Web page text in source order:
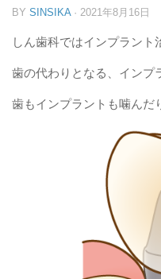
BY SINSIKA · 2021年8月16日
しん歯科ではインプラント
歯の代わりとなる、インプ
歯もインプラントも噛んだ